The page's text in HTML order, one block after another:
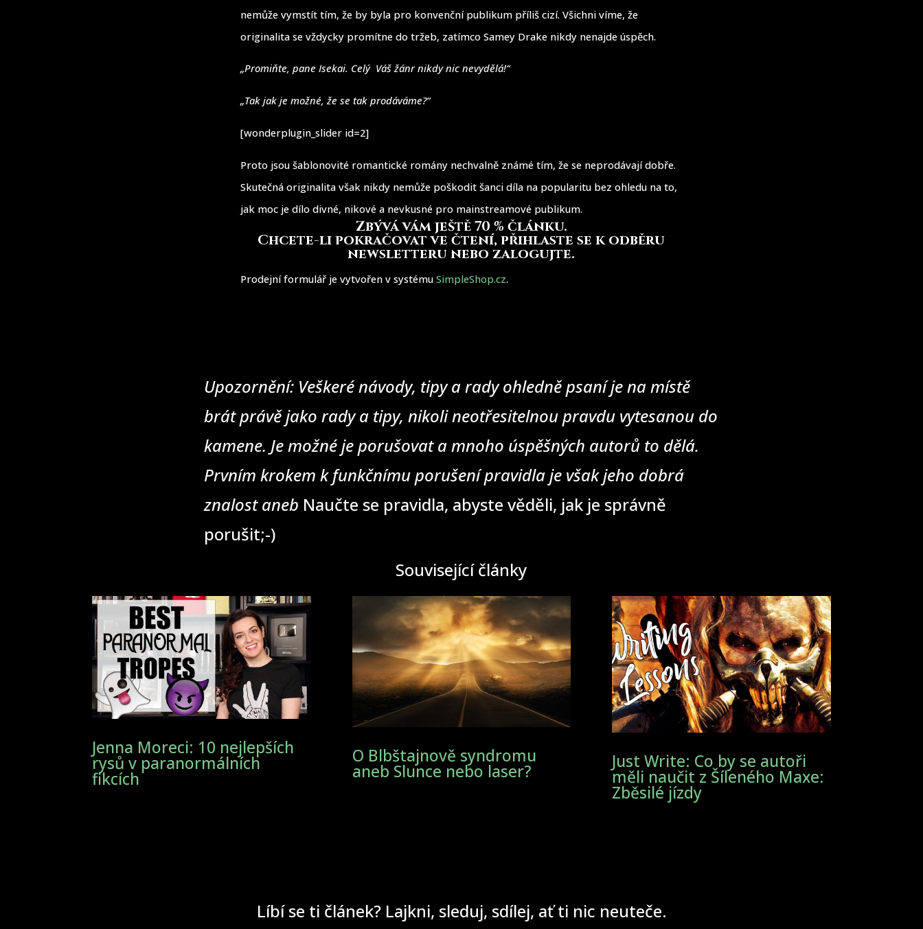
nemůže vymstít tím, že by byla pro konvenční publikum příliš cizí. Všichni víme, že
originalita se vždycky promítne do tržeb, zatímco Samey Drake nikdy nenajde úspěch.
„Promiňte, pane Isekai. Celý Váš žánr nikdy nic nevydělá!“
„Tak jak je možné, že se tak prodáváme?“
[wonderplugin_slider id=2]
Proto jsou šablonovité romantické romány nechvalně známé tím, že se neprodávají dobře.
Skutečná originalita však nikdy nemůže poškodit šanci díla na popularitu bez ohledu na to,
jak moc je dílo divné, nikové a nevkusné pro mainstreamové publikum.
Zbývá vám ještě 70 % článku.
Chcete-li pokračovat ve čtení, přihlaste se k odběru
newsletteru nebo zalogujte.
Prodejní formulář je vytvořen v systémuSimpleShop.cz.
Upozornění: Veškeré návody, tipy a rady ohledně psaní je na místě
brát právě jako rady a tipy, nikoli neotřesitelnou pravdu vytesanou do
kamene. Je možné je porušovat a mnoho úspěšných autorů to dělá.
Prvním krokem k funkčnímu porušení pravidla je však jeho dobrá
znalost aneb Naučte se pravidla, abyste věděli, jak je správně
porušit;-)
Související články
Jenna Moreci: 10 nejlepších
rysů v paranormálních
fikcích
O Blbštajnově syndromu
aneb Slunce nebo laser? Just Write: Co by se autoři
měli naučit z Šíleného Maxe:
Zběsilé jízdy
Líbí se ti článek? Lajkni, sleduj, sdílej, ať ti nic neuteče.